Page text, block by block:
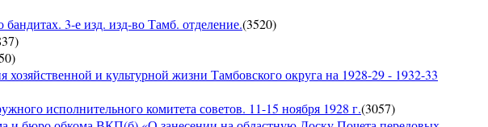
3-е изд. изд-во Тамб. отделение.(3520)
)
)
и культурной жизни Тамбовского округа на 1928-29 - 1932-33
исполнительного комитета советов. 11-15 ноября 1928 г.(3057)